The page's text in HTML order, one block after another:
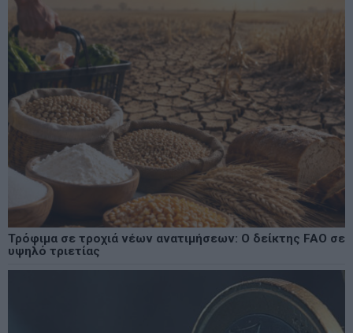
Τρόφιμα σε τροχιά νέων ανατιμήσεων: Ο δείκτης FAO σε
υψηλό τριετίας